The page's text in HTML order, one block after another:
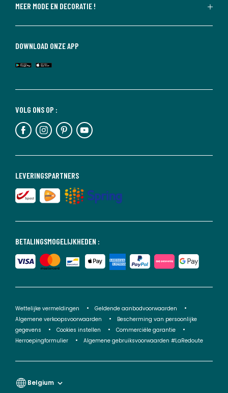
MEER MODE EN DECORATIE !
BETALINGSMOGELIJKHEDEN :
LEVERINGSPARTNERS
VOLG ONS OP :
DOWNLOAD ONZE APP
Wettelijke vermeldingen
Geldende aanbodvoorwaarden
Algemene verkoopsvoorwaarden
Bescherming van persoonlijke
gegevens
Cookies instellen
Commerciële garantie
Herroepingformulier
Algemene gebruiksvoorwaarden #LaRedoute
Belgium